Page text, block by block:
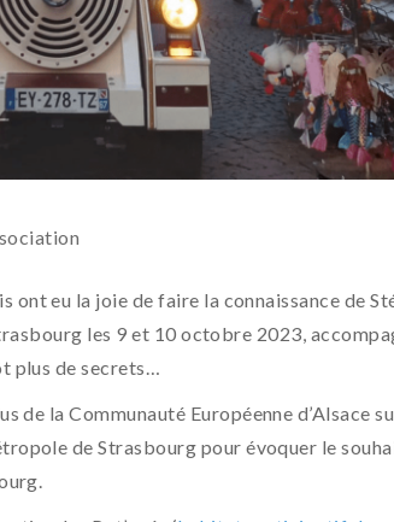
ont eu la joie de faire la connaissance de
les 9 et 10 octobre 2023,
plus de secrets…
de la Communauté Européenne d’Alsace
de Strasbourg pour évoquer le